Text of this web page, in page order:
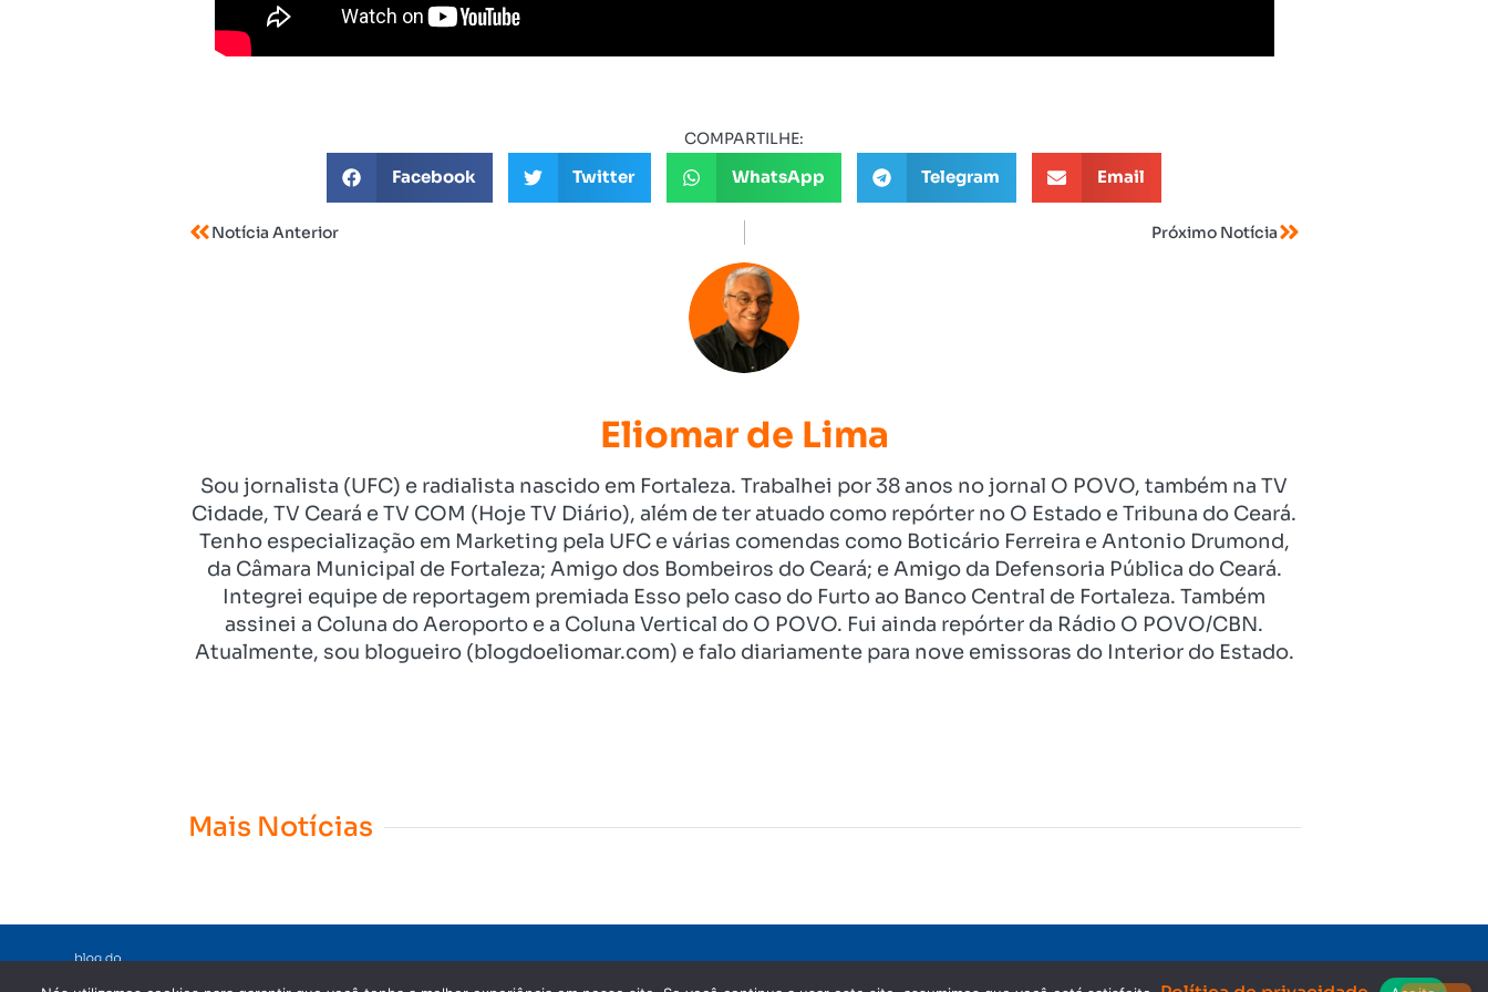
COMPARTILHE:
Facebook Twitter WhatsApp Telegram Email
Notícia Anterior Próximo Notícia
Eliomar de Lima
Sou jornalista (UFC) e radialista nascido em Fortaleza. Trabalhei por 38 anos no jornal O POVO, também na TV
Cidade, TV Ceará e TV COM (Hoje TV Diário), além de ter atuado como repórter no O Estado e Tribuna do Ceará.
Tenho especialização em Marketing pela UFC e várias comendas como Boticário Ferreira e Antonio Drumond,
da Câmara Municipal de Fortaleza; Amigo dos Bombeiros do Ceará; e Amigo da Defensoria Pública do Ceará.
Integrei equipe de reportagem premiada Esso pelo caso do Furto ao Banco Central de Fortaleza. Também
assinei a Coluna do Aeroporto e a Coluna Vertical do O POVO. Fui ainda repórter da Rádio O POVO/CBN.
Atualmente, sou blogueiro (blogdoeliomar.com) e falo diariamente para nove emissoras do Interior do Estado.
Mais Notícias
Copyright © 2023. Todos os direitos reservados.